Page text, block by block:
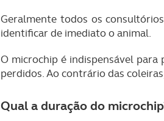
Geralmente todos os
identificar de imediato o animal.
O microchip é indispensável
perdidos. Ao contrário das
Qual a duração do